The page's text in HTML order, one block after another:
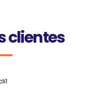
clientes